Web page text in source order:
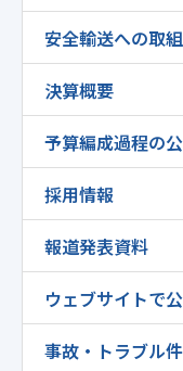
安全輸送への取
決算概要
予算編成過程の
採用情報
報道発表資料
ウェブサイトで
事故・トラブル